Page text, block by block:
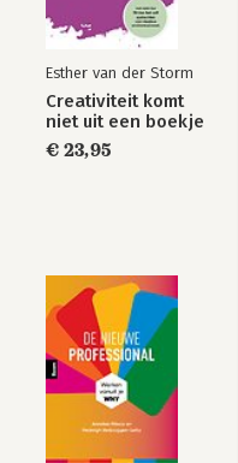
Esther van der Storm
Creativiteit komt
niet uit een boekje
€ 23,95